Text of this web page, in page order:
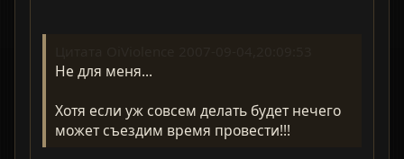
Не для меня...
Хотя если уж совсем делать будет нечего
может съездим время провести!!!